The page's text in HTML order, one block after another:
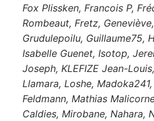
Fox Plissken, Francois P,
Rombeaut, Fretz,
Grudulepoilu, Guillaume75,
Isabelle Guenet, Isotop,
Joseph, KLEFIZE Jean-
Llamara, Loshe,
Feldmann, Mathias
Caldies, Mirobane, Nahara,